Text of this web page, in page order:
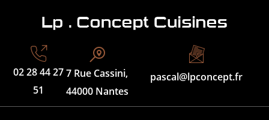
02 28 44 27
51
7 Rue Cassini,
44000 Nantes
pascal@lpconcept.fr